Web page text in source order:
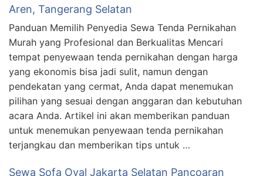
Aren, Tangerang Selatan
Panduan Memilih Penyedia Sewa Tenda Pernikahan
Murah yang Profesional dan Berkualitas Mencari
tempat penyewaan tenda pernikahan dengan harga
yang ekonomis bisa jadi sulit, namun dengan
pendekatan yang cermat, Anda dapat menemukan
pilihan yang sesuai dengan anggaran dan kebutuhan
acara Anda. Artikel ini akan memberikan panduan
untuk menemukan penyewaan tenda pernikahan
terjangkau dan memberikan tips untuk …
Sewa Sofa Oval Jakarta Selatan Pancoaran